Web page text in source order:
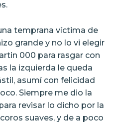
temprana víctima de
grande y no lo vi elegir
000 para rasgar con
la izquierda le queda
asumí con felicidad
Siempre me dio la
revisar lo dicho por la
suaves, y de a poco